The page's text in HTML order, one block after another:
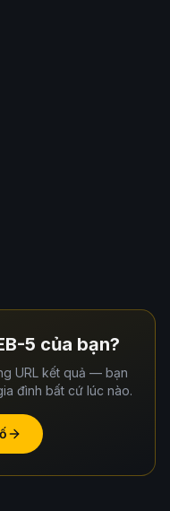
5 của bạn?
URL kết quả — bạn
đình bất cứ lúc nào.